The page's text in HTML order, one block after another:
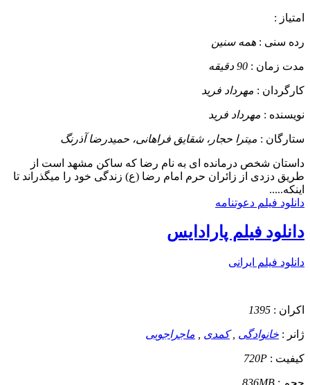
امتیاز :
رده سنی : همه سنین
مدت زمان : 90 دقیقه
کارگردان : مهرداد فرید
نویسنده : مهرداد فرید
ستارگان : میترا حجار، شقایق فراهانی، حمیدرضا آذرنگ
داستان شخص درمانده ای به نام رضا که ساکن مشهد است از
طریق دزدی از زائران حرم امام رضا (ع) زندگی خود را میگذراند تا
اینکه.....
دانلود فیلم دعوتنامه
دانلود فیلم پارادایس
دانلود فیلم ایرانی
اکران : 1395
ژانر : خانوادگی ,کمدی ماجراجویی
کیفیت : 720P